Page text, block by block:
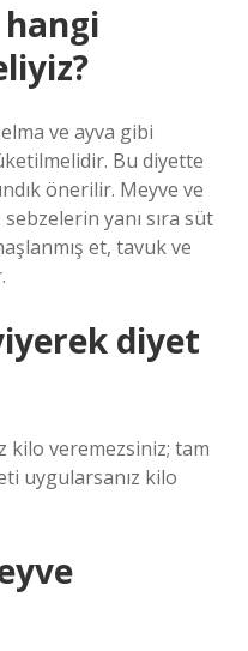
ve ayva gibi
Bu diyette
önerilir. Meyve ve
yanı sıra süt
et, tavuk ve
diyet
kilo veremezsiniz; tam
uygularsanız kilo